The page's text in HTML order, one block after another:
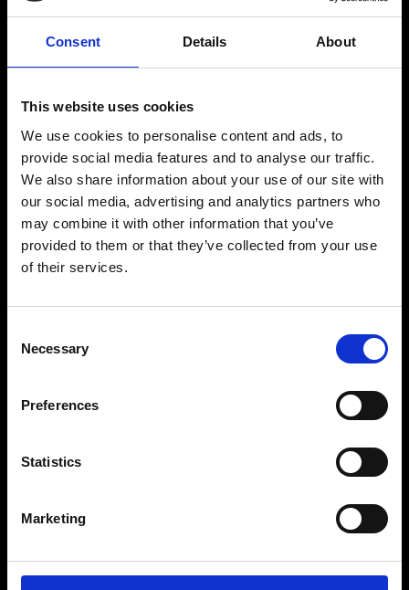
Consent Details About
This website uses cookies
We use cookies to personalise content and ads, to
provide social media features and to analyse our traffic.
We also share information about your use of our site with
our social media, advertising and analytics partners who
may combine it with other information that you’ve
provided to them or that they’ve collected from your use
of their services.
Selection
Necessary
Preferences
Statistics
Marketing